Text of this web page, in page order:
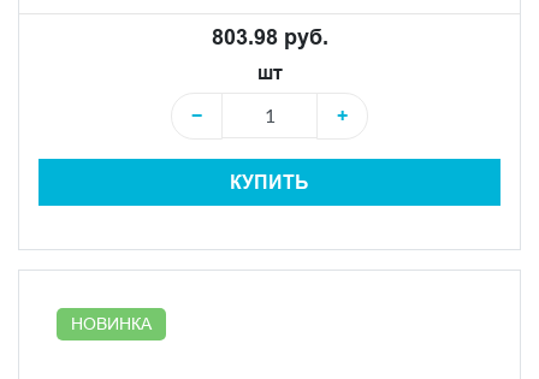
803.98 руб.
шт
−
+
КУПИТЬ
НОВИНКА